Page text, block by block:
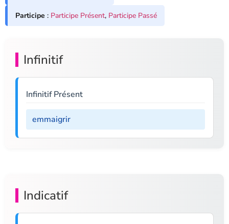
Participe : Participe Présent, Participe Passé
Infinitif
Infinitif Présent
emmaigrir
Indicatif